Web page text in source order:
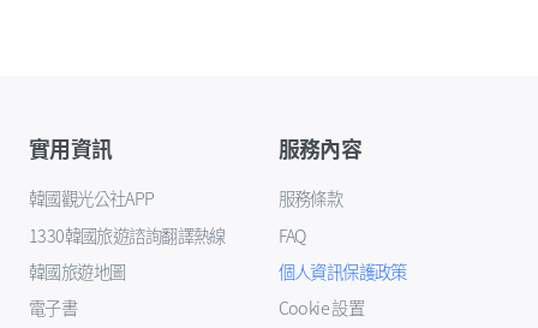
實用資訊
韓國觀光公社APP
1330韓國旅遊諮詢翻譯熱線
韓國旅遊地圖
電子書
服務內容
服務條款
FAQ
個人資訊保護政策
Cookie 設置